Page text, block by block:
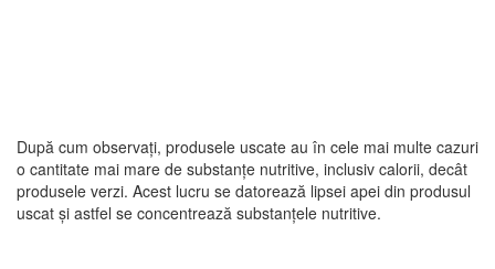
După cum observați, produsele uscate au în cele mai multe cazuri
o cantitate mai mare de substanțe nutritive, inclusiv calorii, decât
produsele verzi. Acest lucru se datorează lipsei apei din produsul
uscat și astfel se concentrează substanțele nutritive.